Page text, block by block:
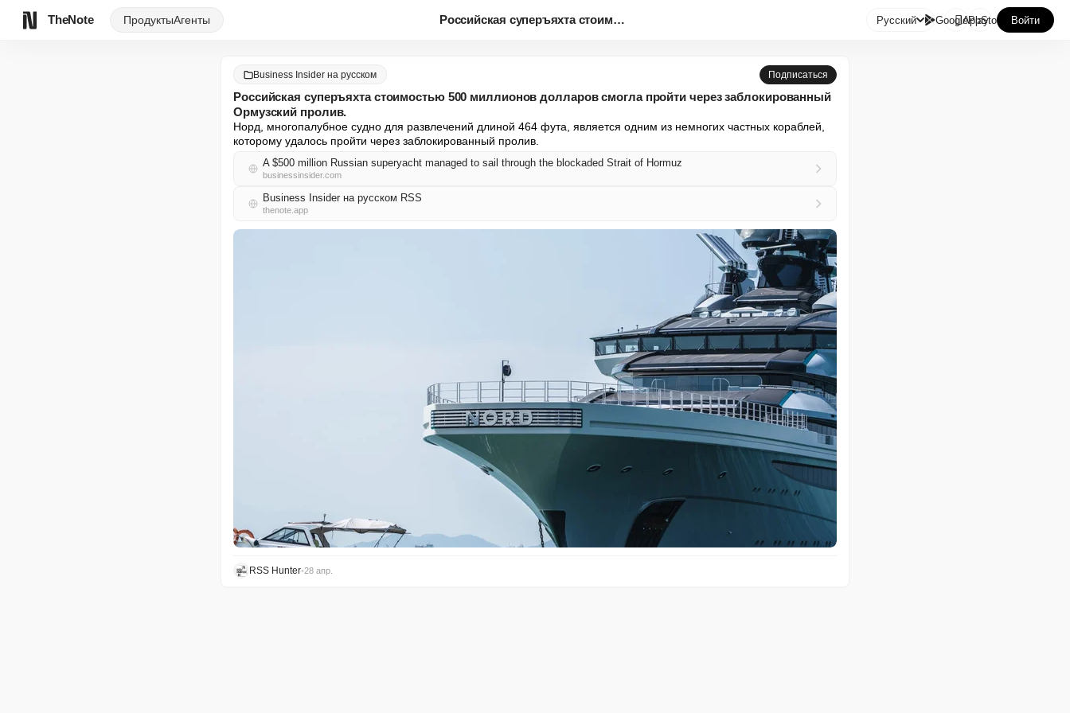
TheNote ПродуктыАгенты Российская суперъяхта стоимост... Русский GooglePlay
AppStore Войти
Business Insider на русском Подписаться
Российская суперъяхта стоимостью 500 миллионов долларов смогла пройти через заблокированный
Ормузский пролив.
Норд, многопалубное судно для развлечений длиной 464 фута, является одним из немногих частных кораблей,
которому удалось пройти через заблокированный пролив.
A $500 million Russian superyacht managed to sail through the blockaded Strait of Hormuz
businessinsider.com
Business Insider на русском RSS
thenote.app
RSS Hunter•28 апр.